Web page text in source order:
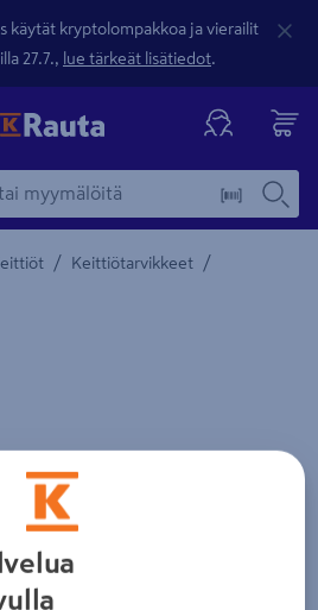
käytät kryptolompakkoa ja vierailit
27.7., lue tärkeät lisätiedot.
/ Keittiötarvikkeet /
löytyy Tuotteen kuvaus -